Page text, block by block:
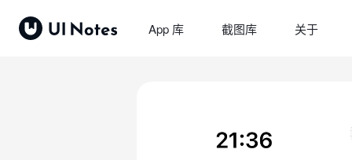
App 库 截图库 关于